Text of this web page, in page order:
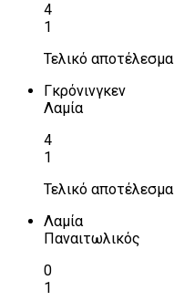
4
1
Τελικό αποτέλεσμα
Γκρόνινγκεν
Λαμία
4
1
Τελικό αποτέλεσμα
Λαμία
Παναιτωλικός
0
1